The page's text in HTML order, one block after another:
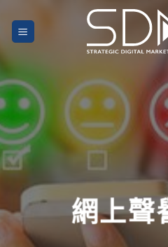
content
網上聲